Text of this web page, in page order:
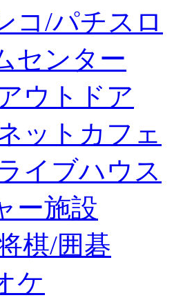
コ/パチスロ
センター
ウトドア
ットカフェ
イブハウス
ー施設
棋/囲碁
ケ